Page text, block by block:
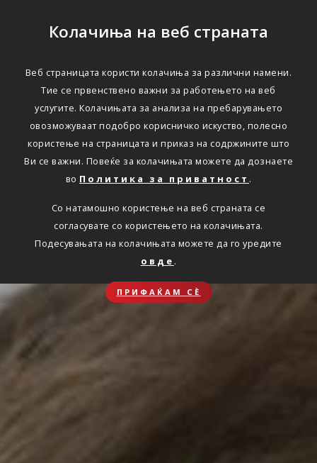
Колачиња на веб страната
Веб страницата користи колачиња за различни намени.
Тие се првенствено важни за работењето на веб
услугите. Колачињата за анализа на пребарувањето
овозможуваат подобро корисничко искуство, полесно
користење на страницата и приказ на содржините што
Ви се важни. Повеќе за колачињата можете да дознаете
во Политика за приватност .
Со натамошно користење на веб страната се
согласувате со користењето на колачињата.
Подесувањата на колачињата можете да го уредите
овде .
ПРИФАЌАМ СЀ